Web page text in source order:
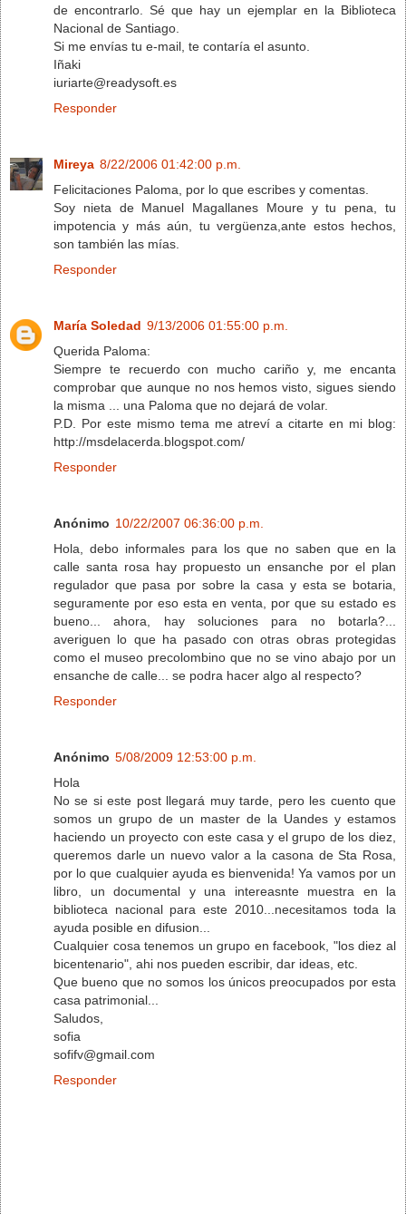
de encontrarlo. Sé que hay un ejemplar en la Biblioteca
Nacional de Santiago.
Si me envías tu e-mail, te contaría el asunto.
Iñaki
iuriarte@readysoft.es
Responder
Mireya 8/22/2006 01:42:00 p.m.
Felicitaciones Paloma, por lo que escribes y comentas.
Soy nieta de Manuel Magallanes Moure y tu pena, tu
impotencia y más aún, tu vergüenza,ante estos hechos,
son también las mías.
Responder
María Soledad 9/13/2006 01:55:00 p.m.
Querida Paloma:
Siempre te recuerdo con mucho cariño y, me encanta
comprobar que aunque no nos hemos visto, sigues siendo
la misma ... una Paloma que no dejará de volar.
P.D. Por este mismo tema me atreví a citarte en mi blog:
http://msdelacerda.blogspot.com/
Responder
Anónimo 10/22/2007 06:36:00 p.m.
Hola, debo informales para los que no saben que en la
calle santa rosa hay propuesto un ensanche por el plan
regulador que pasa por sobre la casa y esta se botaria,
seguramente por eso esta en venta, por que su estado es
bueno... ahora, hay soluciones para no botarla?...
averiguen lo que ha pasado con otras obras protegidas
como el museo precolombino que no se vino abajo por un
ensanche de calle... se podra hacer algo al respecto?
Responder
Anónimo 5/08/2009 12:53:00 p.m.
Hola
No se si este post llegará muy tarde, pero les cuento que
somos un grupo de un master de la Uandes y estamos
haciendo un proyecto con este casa y el grupo de los diez,
queremos darle un nuevo valor a la casona de Sta Rosa,
por lo que cualquier ayuda es bienvenida! Ya vamos por un
libro, un documental y una intereasnte muestra en la
biblioteca nacional para este 2010...necesitamos toda la
ayuda posible en difusion...
Cualquier cosa tenemos un grupo en facebook, "los diez al
bicentenario", ahi nos pueden escribir, dar ideas, etc.
Que bueno que no somos los únicos preocupados por esta
casa patrimonial...
Saludos,
sofia
sofifv@gmail.com
Responder